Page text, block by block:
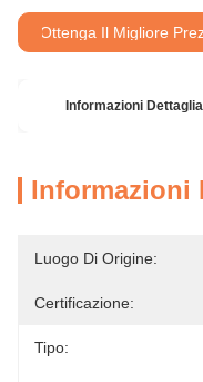
Ottenga Il Migliore
Informazioni
Informazioni
Luogo Di Origine:
Certificazione:
Tipo: